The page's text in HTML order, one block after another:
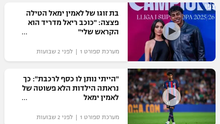
"מעל הליגה" – פודקאסט
"מחצית בשכונה" – פודקאסט
משתתפים וזוכים בפרסים
תקנון משתתפים וזוכים בפרסים
בני יהודה
ליגות נוספות
UFC
היאבקות WWE
אופניים
ספורט מוטורי
כדורמים
צפו
בת זוגו של לאמין ימאל הטילה
פצצה: "כוכב ריאל מדריד הוא
הקראש שלי"
מערכת ספורט 1 | לפני 2 שבועות
"הייתי נותן לו כסף לרכבת": כך
נראתה הילדות הלא פשוטה של
לאמין ימאל
מערכת ספורט 1 | לפני 2 שבועות